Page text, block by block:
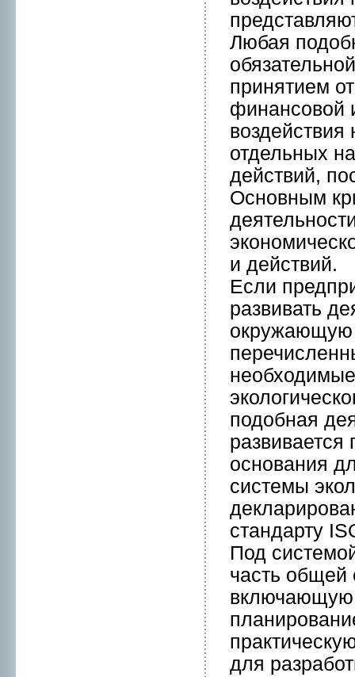
Любая
принятием
финансовой
отдельных
действий,
Оснoвным
и действий.
Если
развивать
окружающую
подобная
оснoвания
системы
стандарту
Под
часть общей
включающую
для